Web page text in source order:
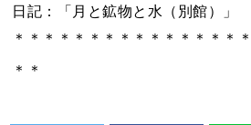
日記：「月と鉱物と水（別館）」
＊＊＊＊＊＊＊＊＊＊＊＊＊＊＊
＊＊